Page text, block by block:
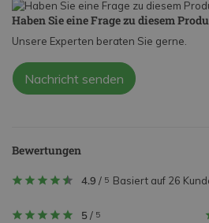
Haben Sie eine Frage zu diesem
Unsere Experten beraten Sie gerne.
Nachricht senden
Bewertungen
4.9 / 5 Basiert auf 26
5/ 5